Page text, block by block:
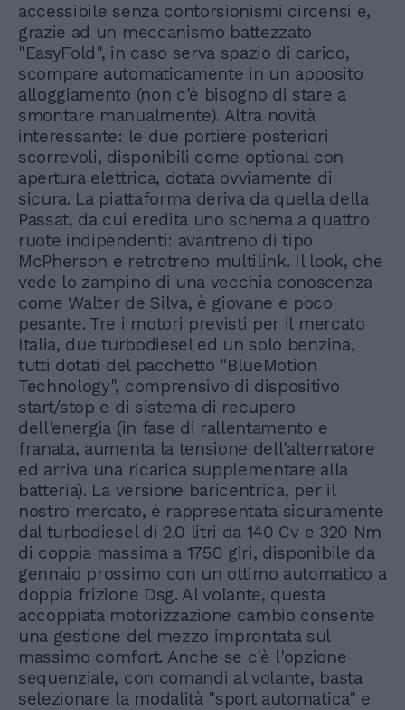
accessibile senza contorsionismi circensi e,
grazie ad un meccanismo battezzato
"EasyFold", in caso serva spazio di carico,
scompare automaticamente in un apposito
alloggiamento (non c'è bisogno di stare a
smontare manualmente). Altra novità
interessante: le due portiere posteriori
scorrevoli, disponibili come optional con
apertura elettrica, dotata ovviamente di
sicura. La piattaforma deriva da quella della
Passat, da cui eredita uno schema a quattro
ruote indipendenti: avantreno di tipo
McPherson e retrotreno multilink. Il look, che
vede lo zampino di una vecchia conoscenza
come Walter de Silva, è giovane e poco
pesante. Tre i motori previsti per il mercato
Italia, due turbodiesel ed un solo benzina,
tutti dotati del pacchetto "BlueMotion
Technology", comprensivo di dispositivo
start/stop e di sistema di recupero
dell'energia (in fase di rallentamento e
franata, aumenta la tensione dell'alternatore
ed arriva una ricarica supplementare alla
batteria). La versione baricentrica, per il
nostro mercato, è rappresentata sicuramente
dal turbodiesel di 2.0 litri da 140 Cv e 320 Nm
di coppia massima a 1750 giri, disponibile da
gennaio prossimo con un ottimo automatico a
doppia frizione Dsg. Al volante, questa
accoppiata motorizzazione cambio consente
una gestione del mezzo improntata sul
massimo comfort. Anche se c'è l'opzione
sequenziale, con comandi al volante, basta
selezionare la modalità "sport automatica" e